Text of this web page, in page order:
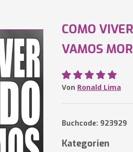
COMO
VAMOS
Von Ronald Lima
Buchcode: 923929
Kategorien